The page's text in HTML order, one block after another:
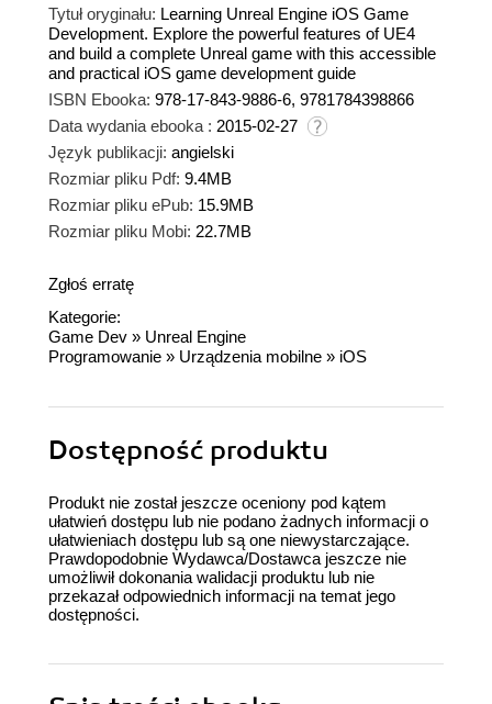
Tytuł oryginału: Learning Unreal Engine iOS Game
Development. Explore the powerful features of UE4
and build a complete Unreal game with this accessible
and practical iOS game development guide
ISBN Ebooka: 978-17-843-9886-6, 9781784398866
Data wydania ebooka : 2015-02-27
Język publikacji: angielski
Rozmiar pliku Pdf: 9.4MB
Rozmiar pliku ePub: 15.9MB
Rozmiar pliku Mobi: 22.7MB
Zgłoś erratę
Kategorie:
Game Dev » Unreal Engine
Programowanie » Urządzenia mobilne » iOS
Dostępność produktu
Produkt nie został jeszcze oceniony pod kątem
ułatwień dostępu lub nie podano żadnych informacji o
ułatwieniach dostępu lub są one niewystarczające.
Prawdopodobnie Wydawca/Dostawca jeszcze nie
umożliwił dokonania walidacji produktu lub nie
przekazał odpowiednich informacji na temat jego
dostępności.